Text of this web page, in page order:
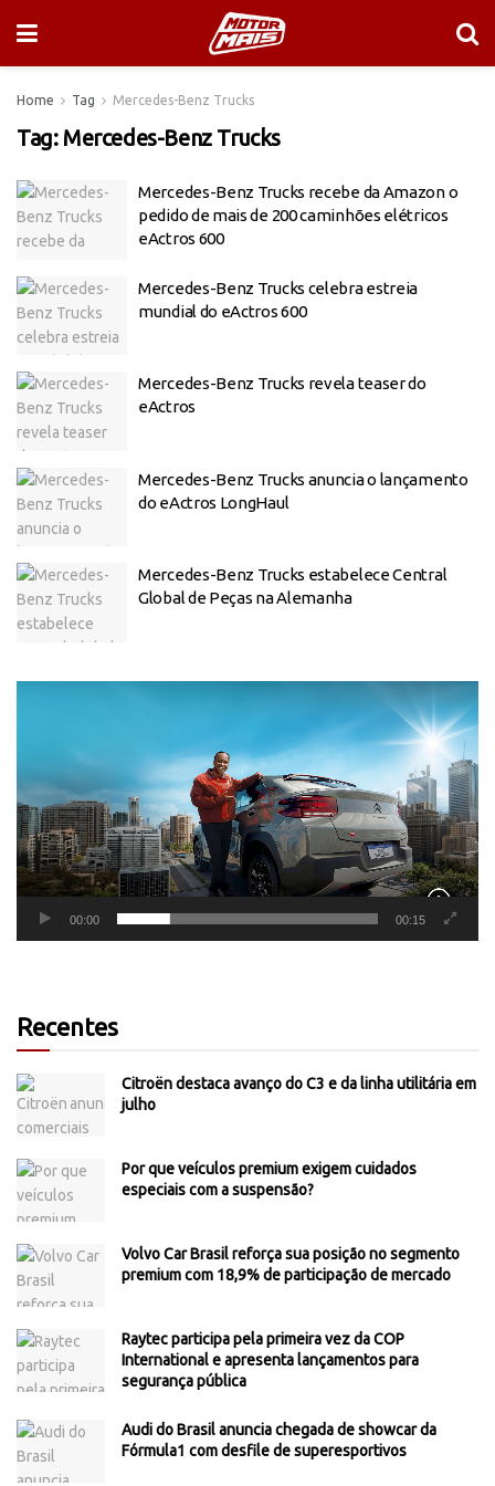
Home Tag Mercedes-Benz Trucks
Tag: Mercedes-Benz Trucks
Mercedes-Benz Trucks recebe da Amazon o
pedido de mais de 200 caminhões elétricos
eActros 600
Mercedes-Benz Trucks celebra estreia
mundial do eActros 600
Mercedes-Benz Trucks revela teaser do
eActros
Mercedes-Benz Trucks anuncia o lançamento
do eActros LongHaul
Mercedes-Benz Trucks estabelece Central
Global de Peças na Alemanha
00:00 00:15
Recentes
Citroën destaca avanço do C3 e da linha utilitária em
julho
Por que veículos premium exigem cuidados
especiais com a suspensão?
Volvo Car Brasil reforça sua posição no segmento
premium com 18,9% de participação de mercado
Raytec participa pela primeira vez da COP
International e apresenta lançamentos para
segurança pública
Audi do Brasil anuncia chegada de showcar da
Fórmula1 com desfile de superesportivos